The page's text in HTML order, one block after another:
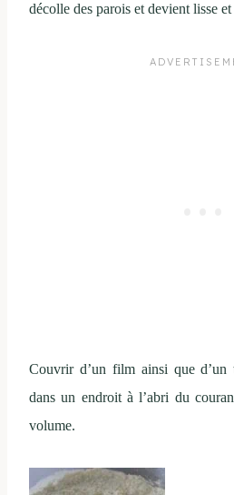
décolle des parois et devient lisse et
Couvrir d’un film ainsi que d’un
dans un endroit à l’abri du
volume.